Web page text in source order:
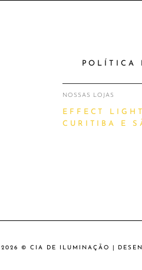
POLÍTICA
NOSSAS LOJAS
EFFECT
CURITIBA E
2026 © CIA DE ILUMINAÇÃO |